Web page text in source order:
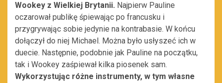
Wookey z Wielkiej Brytanii. Najpierw Pauline
oczarował publikę śpiewając po francusku i
przygrywając sobie jedynie na kontrabasie. W końcu
dołączył do niej Michael. Można było usłyszeć ich w
duecie. Następnie, podobnie jak Pauline na początku,
tak i Wookey zaśpiewał kilka piosenek sam.
Wykorzystując różne instrumenty, w tym własne